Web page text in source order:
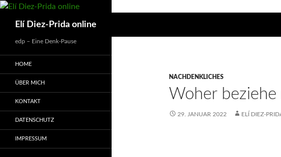
Elí Diez-Prida online
NACHDENKLICHES
Woher
29. JANUAR 2022 ELÍ DIEZ-
edp – Eine Denk-Pause
HOME
ÜBER MICH
KONTAKT
DATENSCHUTZ
IMPRESSUM